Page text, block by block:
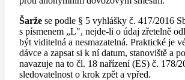
Šarže se podle § 5 vyhlášky č. 417/2016
s písmenem „L", nejde-li o údaj zřetelně
být viditelná a nesmazatelná. Praktické je
dávce a zapsat si k ní datum, stanoviště a
navazuje na to čl. 18 nařízení (ES) č. 178/
sledovatelnost o krok zpět a vpřed.